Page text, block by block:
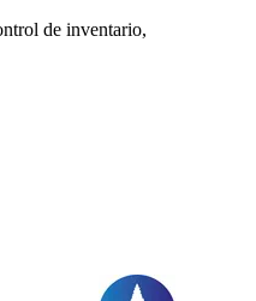
de inventario,